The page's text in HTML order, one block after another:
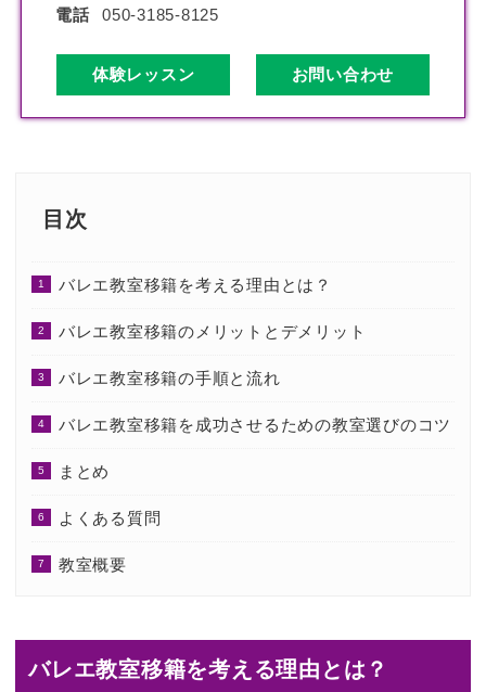
電話
050-3185-8125
体験レッスン お問い合わせ
目次
バレエ教室移籍を考える理由とは？
バレエ教室移籍のメリットとデメリット
バレエ教室移籍の手順と流れ
バレエ教室移籍を成功させるための教室選びのコツ
まとめ
よくある質問
教室概要
バレエ教室移籍を考える理由とは？